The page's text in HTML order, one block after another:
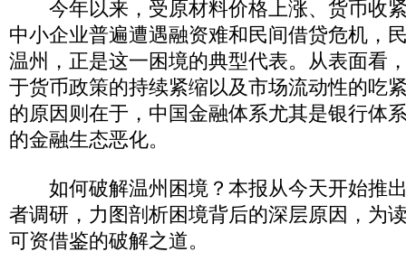
今年以来，受原材料价格上涨、货币收
中小企业普遍遭遇融资难和民间借贷危机，
温州，正是这一困境的典型代表。从表面看
于货币政策的持续紧缩以及市场流动性的吃
的原因则在于，中国金融体系尤其是银行体
的金融生态恶化。
如何破解温州困境？本报从今天开始推
者调研，力图剖析困境背后的深层原因，为
可资借鉴的破解之道。